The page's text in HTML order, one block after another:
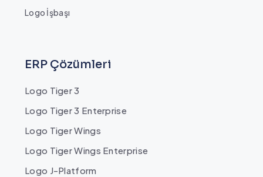
Logo İşbaşı
ERP Çözümleri
Logo Tiger 3
Logo Tiger 3 Enterprise
Logo Tiger Wings
Logo Tiger Wings Enterprise
Logo J-Platform